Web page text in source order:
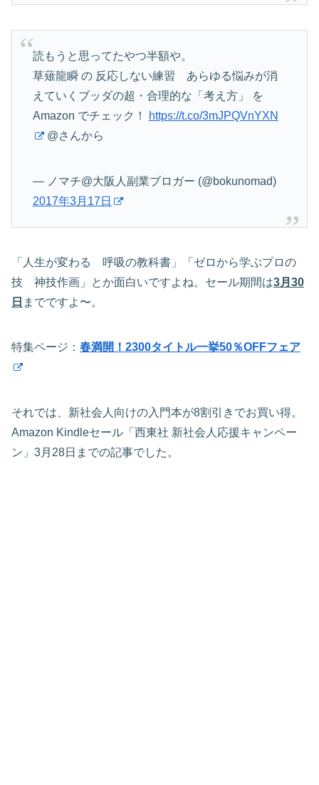
読もうと思ってたやつ半額や。
草薙龍瞬 の 反応しない練習 あらゆる悩みが消
えていくブッダの超・合理的な「考え方」 を
Amazon でチェック！
https://t.co/3mJPQVnYXN
@さんから
— ノマチ@大阪人副業ブロガー (@bokunomad)
2017年3月17日
「人生が変わる 呼吸の教科書」「ゼロから学ぶプロの
技 神技作画」とか面白いですよね。セール期間は3月30
日 までですよ〜。
特集ページ： 春満開！2300タイトル一挙50％OFFフェア
それでは、新社会人向けの入門本が8割引きでお買い得。
Amazon Kindleセール「西東社 新社会人応援キャンペー
ン」3月28日までの記事でした。